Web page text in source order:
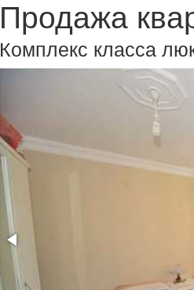
Продажа
Комплекс класса